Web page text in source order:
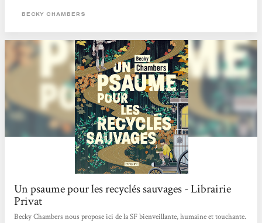
engouement. Chez elle, pas de zombies comme dans The Walking Dead, ni
BECKY CHAMBERS
Un psaume pour les recyclés sauvages - Librairie
Privat
Becky Chambers nous propose ici de la SF bienveillante, humaine et touchante.